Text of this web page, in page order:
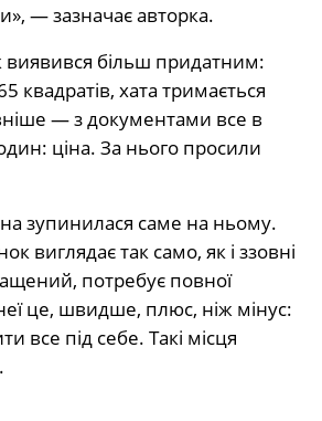
— зазначає авторка.
більш придатним:
квадратів, хата тримається
— з документами все в
ціна. За нього просили
зупинилася саме на ньому.
виглядає так само, як і ззовні
потребує повної
неї це, швидше, плюс, ніж мінус:
все під себе. Такі місця